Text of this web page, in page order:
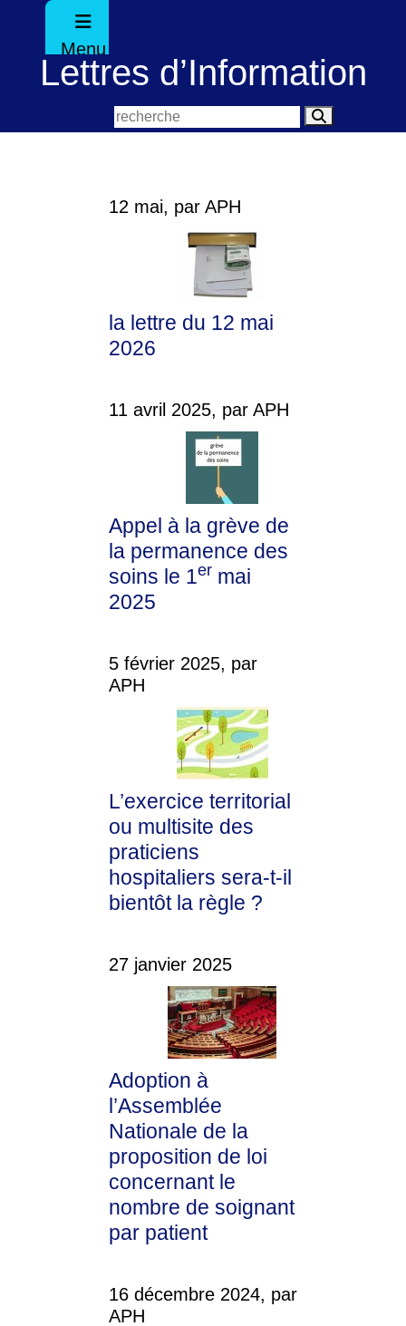
Menu
Lettres d’Information
12 mai, par APH
la lettre du 12 mai
2026
11 avril 2025, par APH
Appel à la grève de
la permanence des
soins le 1er mai
2025
5 février 2025, par
APH
L’exercice territorial
ou multisite des
praticiens
hospitaliers sera-t-il
bientôt la règle ?
27 janvier 2025
Adoption à
l’Assemblée
Nationale de la
proposition de loi
concernant le
nombre de soignant
par patient
16 décembre 2024, par
APH